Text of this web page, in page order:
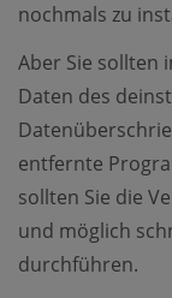
nochmals zu
Aber Sie sollten
Daten des
entfernte
sollten Sie die
und möglich
durchführen.